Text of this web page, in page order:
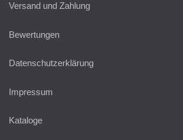
Versand und Zahlung
Bewertungen
Datenschutzerklärung
Impressum
Kataloge